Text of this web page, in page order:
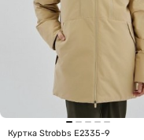
Куртка Strobbs E2335-9